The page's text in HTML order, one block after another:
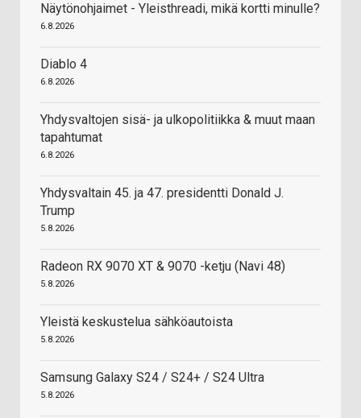
Näytönohjaimet - Yleisthreadi, mikä kortti minulle?
6.8.2026
Diablo 4
6.8.2026
Yhdysvaltojen sisä- ja ulkopolitiikka & muut maan
tapahtumat
6.8.2026
Yhdysvaltain 45. ja 47. presidentti Donald J.
Trump
5.8.2026
Radeon RX 9070 XT & 9070 -ketju (Navi 48)
5.8.2026
Yleistä keskustelua sähköautoista
5.8.2026
Samsung Galaxy S24 / S24+ / S24 Ultra
5.8.2026